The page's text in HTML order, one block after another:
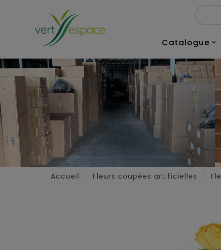

Catalogue
Accueil Fleurs coupées artificielles